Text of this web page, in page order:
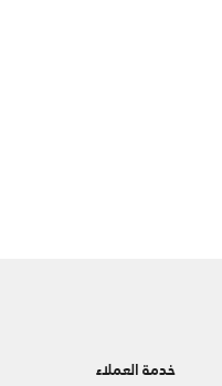
خدمة العملاء